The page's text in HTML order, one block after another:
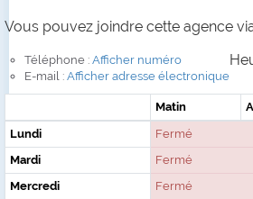
Vous pouvez joindre cette agence
Téléphone : Afficher numéro
E-mail : Afficher adresse électronique
Matin
Lundi
Fermé
Mardi
Fermé
Mercredi
Fermé